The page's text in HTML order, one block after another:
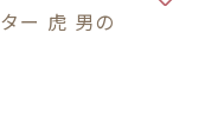
ー 虎 男の